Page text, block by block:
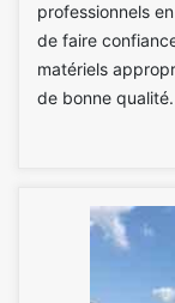
professionnels
de faire
matériels
de bonne qualité.